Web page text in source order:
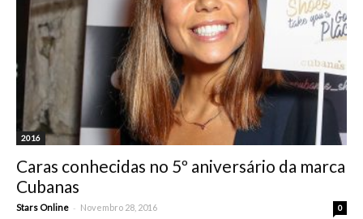
2016
Caras conhecidas no 5º aniversário da marca
Cubanas
Stars Online - Novembro 28, 2016 0